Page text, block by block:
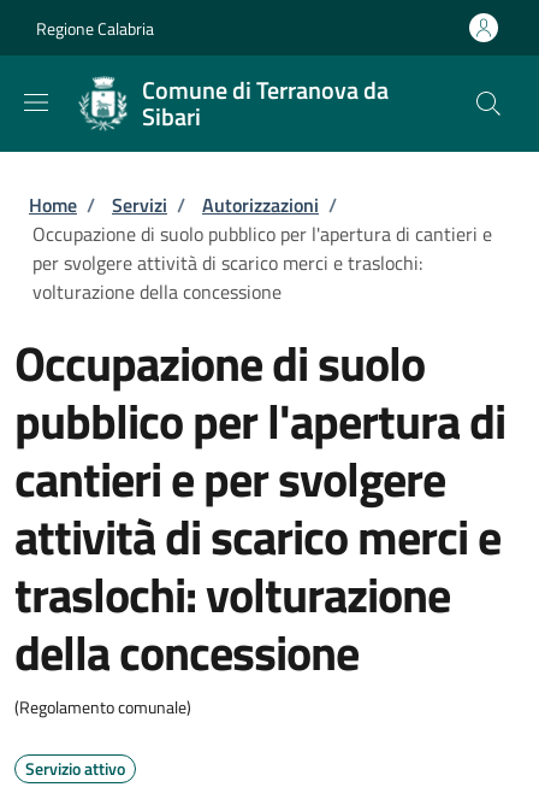
Regione Calabria
Comune di Terranova da
Sibari
Briciole di pane
Home / Servizi / Autorizzazioni /
Occupazione di suolo pubblico per l'apertura di cantieri e
per svolgere attività di scarico merci e traslochi:
volturazione della concessione
Occupazione di suolo
pubblico per l'apertura di
cantieri e per svolgere
attività di scarico merci e
traslochi: volturazione
della concessione
(Regolamento comunale)
Servizio attivo